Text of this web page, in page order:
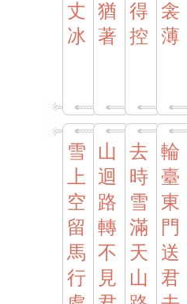
丈
冰
猶
著
得
控
衾
薄
雪
上
空
留
馬
行
山
迴
路
轉
不
見
去
時
雪
滿
天
山
輪
臺
東
門
送
君